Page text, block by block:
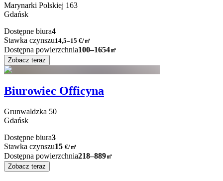
Marynarki Polskiej 163
Gdańsk
Dostępne biura4
Stawka czynszu14,5–15 €/㎡
Dostępna powierzchnia100–1654㎡
Zobacz teraz
Biurowiec Officyna
Grunwaldzka 50
Gdańsk
Dostępne biura3
Stawka czynszu15 €/㎡
Dostępna powierzchnia218–889㎡
Zobacz teraz